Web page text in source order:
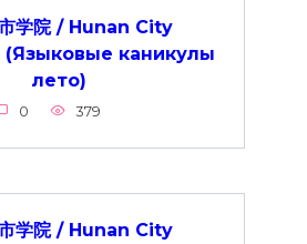
学院 / Hunan City
(Языковые каникулы
лето)
0 379
学院 / Hunan City